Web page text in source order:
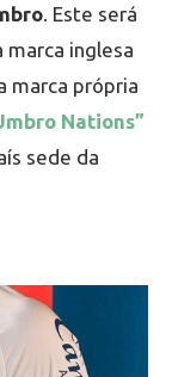
. Este será
marca inglesa
marca própria
Nations”
sede da